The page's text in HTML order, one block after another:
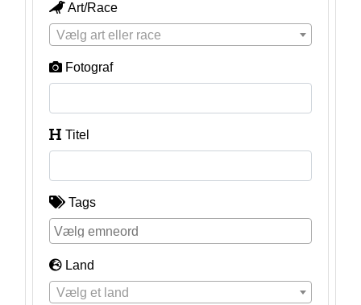
Art/Race
Vælg art eller race
Fotograf
Titel
Tags
Land
Vælg et land